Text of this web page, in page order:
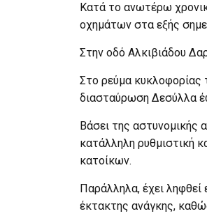
Κατά το ανωτέρω
οχημάτων στα εξής
Στην οδό Αλκιβιάδου
Στο ρεύμα
διασταύρωση Δεσύλλα
Βάσει της αστυνομικής
κατάλληλη ρυθμιστική
κατοίκων.
Παράλληλα, έχει
έκτακτης ανάγκης,